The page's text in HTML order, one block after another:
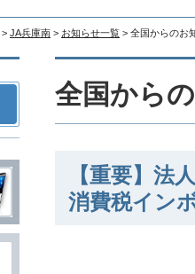
> JA兵庫南 > お知らせ一覧 > 全国からのお
全国から
【重要】法
消費税イン